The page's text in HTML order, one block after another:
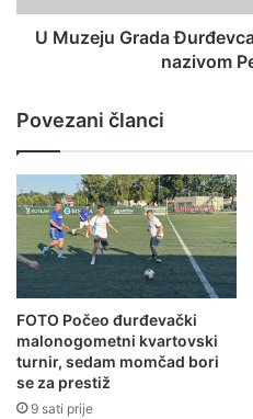
U Muzeju Grada
nazivom
Povezani članci
FOTO Počeo đurđevački
malonogometni kvartovski
turnir, sedam momčad bori
se za prestiž
9 sati prije